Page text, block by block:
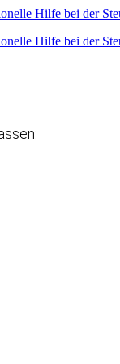
Hilfe bei der
Hilfe bei der